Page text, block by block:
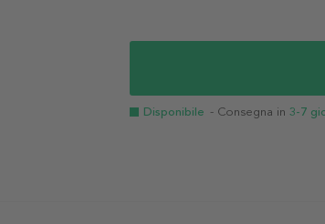
Disponibile - Consegna in 3-7